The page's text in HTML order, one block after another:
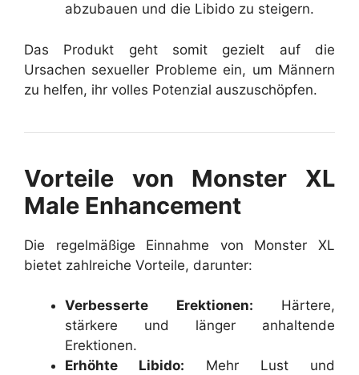
abzubauen und die Libido zu steigern.
Das Produkt geht somit gezielt auf die
Ursachen sexueller Probleme ein, um Männern
zu helfen, ihr volles Potenzial auszuschöpfen.
Vorteile von Monster XL
Male Enhancement
Die regelmäßige Einnahme von Monster XL
bietet zahlreiche Vorteile, darunter:
Verbesserte Erektionen: Härtere,
stärkere und länger anhaltende
Erektionen.
Erhöhte Libido: Mehr Lust und